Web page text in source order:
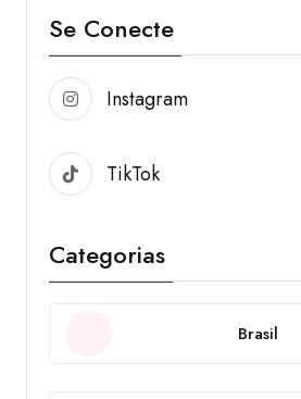
Se Conecte
Instagram
TikTok
Categorias
Brasil